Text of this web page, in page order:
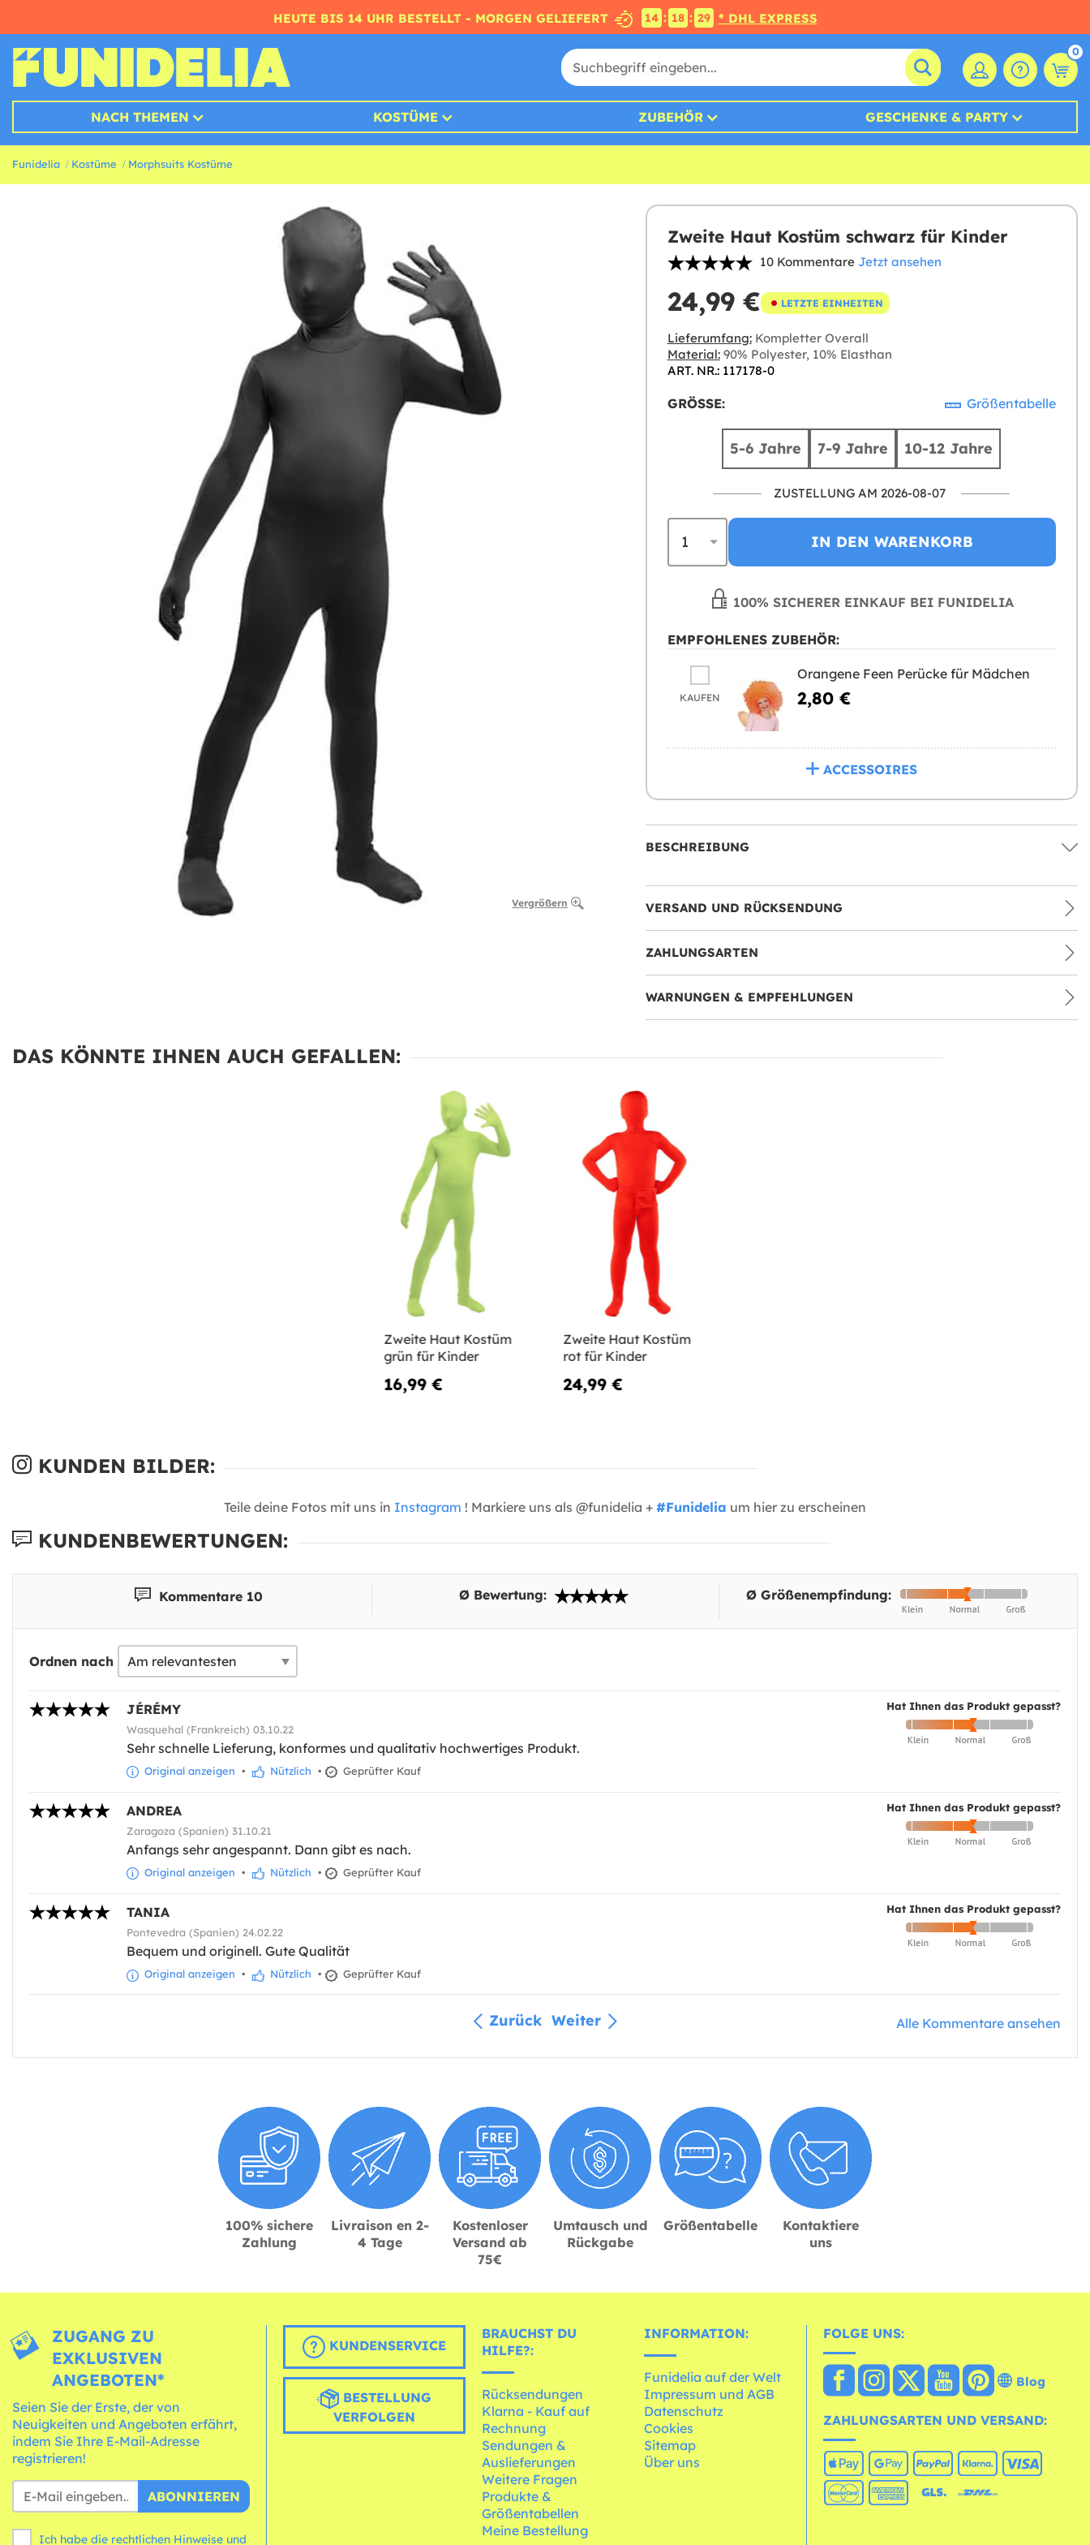
HEUTE BIS 14 UHR BESTELLT - MORGEN GELIEFERT 14 : 18 : 29 * DHL EXPRESS
0
NACH THEMEN KOSTÜME ZUBEHÖR GESCHENKE & PARTY
Funidelia Kostüme Morphsuits Kostüme
Vergrößern
Zweite Haut Kostüm schwarz für Kinder
10 Kommentare Jetzt ansehen
24,99 € LETZTE EINHEITEN
Lieferumfang:Kompletter Overall
Material:90% Polyester, 10% Elasthan
ART. NR.: 117178-0
GRÖSSE: Größentabelle
5-6 Jahre 7-9 Jahre 10-12 Jahre
ZUSTELLUNG AM 2026-08-07
IN DEN WARENKORB
100% SICHERER EINKAUF BEI FUNIDELIA
EMPFOHLENES ZUBEHÖR:
KAUFEN
Orangene Feen Perücke für Mädchen
2,80 €
ACCESSOIRES
BESCHREIBUNG
VERSAND UND RÜCKSENDUNG
ZAHLUNGSARTEN
WARNUNGEN & EMPFEHLUNGEN
DAS KÖNNTE IHNEN AUCH GEFALLEN:
Zweite Haut Kostüm
grün für Kinder
16,99 €
Zweite Haut Kostüm
rot für Kinder
24,99 €
KUNDEN BILDER:
Teile deine Fotos mit uns in Instagram ! Markiere uns als @funidelia + #Funidelia um hier zu erscheinen
KUNDENBEWERTUNGEN:
Kommentare 10 Ø Bewertung: Ø Größenempfindung:
Ordnen nach
Hat Ihnen das Produkt gepasst?
JÉRÉMY
Wasquehal (Frankreich) 03.10.22
Sehr schnelle Lieferung, konformes und qualitativ hochwertiges Produkt.
Original anzeigen • Nützlich • Geprüfter Kauf
Hat Ihnen das Produkt gepasst?
ANDREA
Zaragoza (Spanien) 31.10.21
Anfangs sehr angespannt. Dann gibt es nach.
Original anzeigen • Nützlich • Geprüfter Kauf
Hat Ihnen das Produkt gepasst?
TANIA
Pontevedra (Spanien) 24.02.22
Bequem und originell. Gute Qualität
Original anzeigen • Nützlich • Geprüfter Kauf
Zurück Weiter Alle Kommentare ansehen
100% sichere
Zahlung
Livraison en 2-
4 Tage
Kostenloser
Versand ab
75€
Umtausch und
Rückgabe
Größentabelle
Kontaktiere
uns
ZUGANG ZU
EXKLUSIVEN
ANGEBOTEN*
Seien Sie der Erste, der von
Neuigkeiten und Angeboten erfährt,
indem Sie Ihre E-Mail-Adresse
registrieren!
ABONNIEREN
Ich habe die rechtlichen Hinweise und
KUNDENSERVICE
BESTELLUNG
VERFOLGEN
BRAUCHST DU
HILFE?:
Rücksendungen
Klarna - Kauf auf
Rechnung
Sendungen &
Auslieferungen
Weitere Fragen
Produkte &
Größentabellen
Meine Bestellung
INFORMATION:
Funidelia auf der Welt
Impressum und AGB
Datenschutz
Cookies
Sitemap
Über uns
FOLGE UNS:
Blog
ZAHLUNGSARTEN UND VERSAND: